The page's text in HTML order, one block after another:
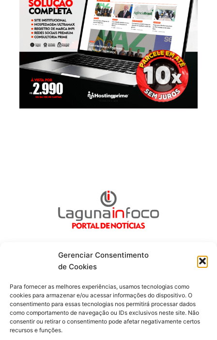
Gerenciar Consentimento
de Cookies
Para fornecer as melhores experiências, usamos tecnologias como
cookies para armazenar e/ou acessar informações do dispositivo. O
consentimento para essas tecnologias nos permitirá processar dados
como comportamento de navegação ou IDs exclusivos neste site. Não
consentir ou retirar o consentimento pode afetar negativamente certos
recursos e funções.
Siga-nos